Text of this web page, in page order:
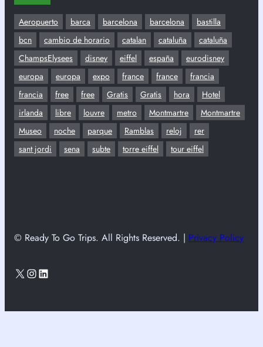
Aeropuerto barca barcelona barcelona
bastilla
bcn
cambio de horario catalan cataluña
cataluña
ChampsElysees
disney eiffel españa
eurodisney
europa
europa expo france france
francia
francia
free free Gratis Gratis hora
Hotel
irlanda
libre louvre metro Montmartre
Montmartre
Museo
noche parque Ramblas reloj
rer
sant jordi
sena subte torre eiffel tour eiffel
© Ready To Go Trips. All Rights Reserved. | Privacy Policy
X Instagram
LinkedIn